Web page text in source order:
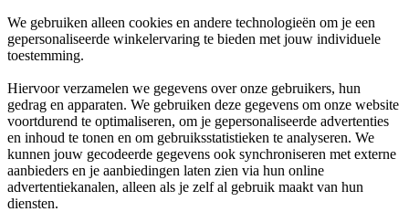
We gebruiken alleen cookies en andere technologieën om je een
gepersonaliseerde winkelervaring te bieden met jouw individuele
toestemming.
Hiervoor verzamelen we gegevens over onze gebruikers, hun
gedrag en apparaten. We gebruiken deze gegevens om onze website
voortdurend te optimaliseren, om je gepersonaliseerde advertenties
en inhoud te tonen en om gebruiksstatistieken te analyseren. We
kunnen jouw gecodeerde gegevens ook synchroniseren met externe
aanbieders en je aanbiedingen laten zien via hun online
advertentiekanalen, alleen als je zelf al gebruik maakt van hun
diensten.